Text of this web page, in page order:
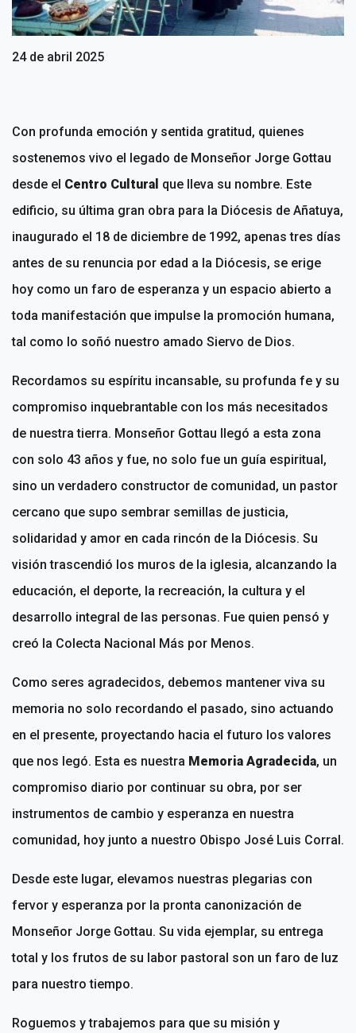
24 de abril 2025
Con profunda emoción y sentida gratitud, quienes
sostenemos vivo el legado de Monseñor Jorge Gottau
desde el Centro Cultural que lleva su nombre. Este
edificio, su última gran obra para la Diócesis de Añatuya,
inaugurado el 18 de diciembre de 1992, apenas tres días
antes de su renuncia por edad a la Diócesis, se erige
hoy como un faro de esperanza y un espacio abierto a
toda manifestación que impulse la promoción humana,
tal como lo soñó nuestro amado Siervo de Dios.
Recordamos su espíritu incansable, su profunda fe y su
compromiso inquebrantable con los más necesitados
de nuestra tierra. Monseñor Gottau llegó a esta zona
con solo 43 años y fue, no solo fue un guía espiritual,
sino un verdadero constructor de comunidad, un pastor
cercano que supo sembrar semillas de justicia,
solidaridad y amor en cada rincón de la Diócesis. Su
visión trascendió los muros de la iglesia, alcanzando la
educación, el deporte, la recreación, la cultura y el
desarrollo integral de las personas. Fue quien pensó y
creó la Colecta Nacional Más por Menos.
Como seres agradecidos, debemos mantener viva su
memoria no solo recordando el pasado, sino actuando
en el presente, proyectando hacia el futuro los valores
que nos legó. Esta es nuestra Memoria Agradecida, un
compromiso diario por continuar su obra, por ser
instrumentos de cambio y esperanza en nuestra
comunidad, hoy junto a nuestro Obispo José Luis Corral.
Desde este lugar, elevamos nuestras plegarias con
fervor y esperanza por la pronta canonización de
Monseñor Jorge Gottau. Su vida ejemplar, su entrega
total y los frutos de su labor pastoral son un faro de luz
para nuestro tiempo.
Roguemos y trabajemos para que su misión y